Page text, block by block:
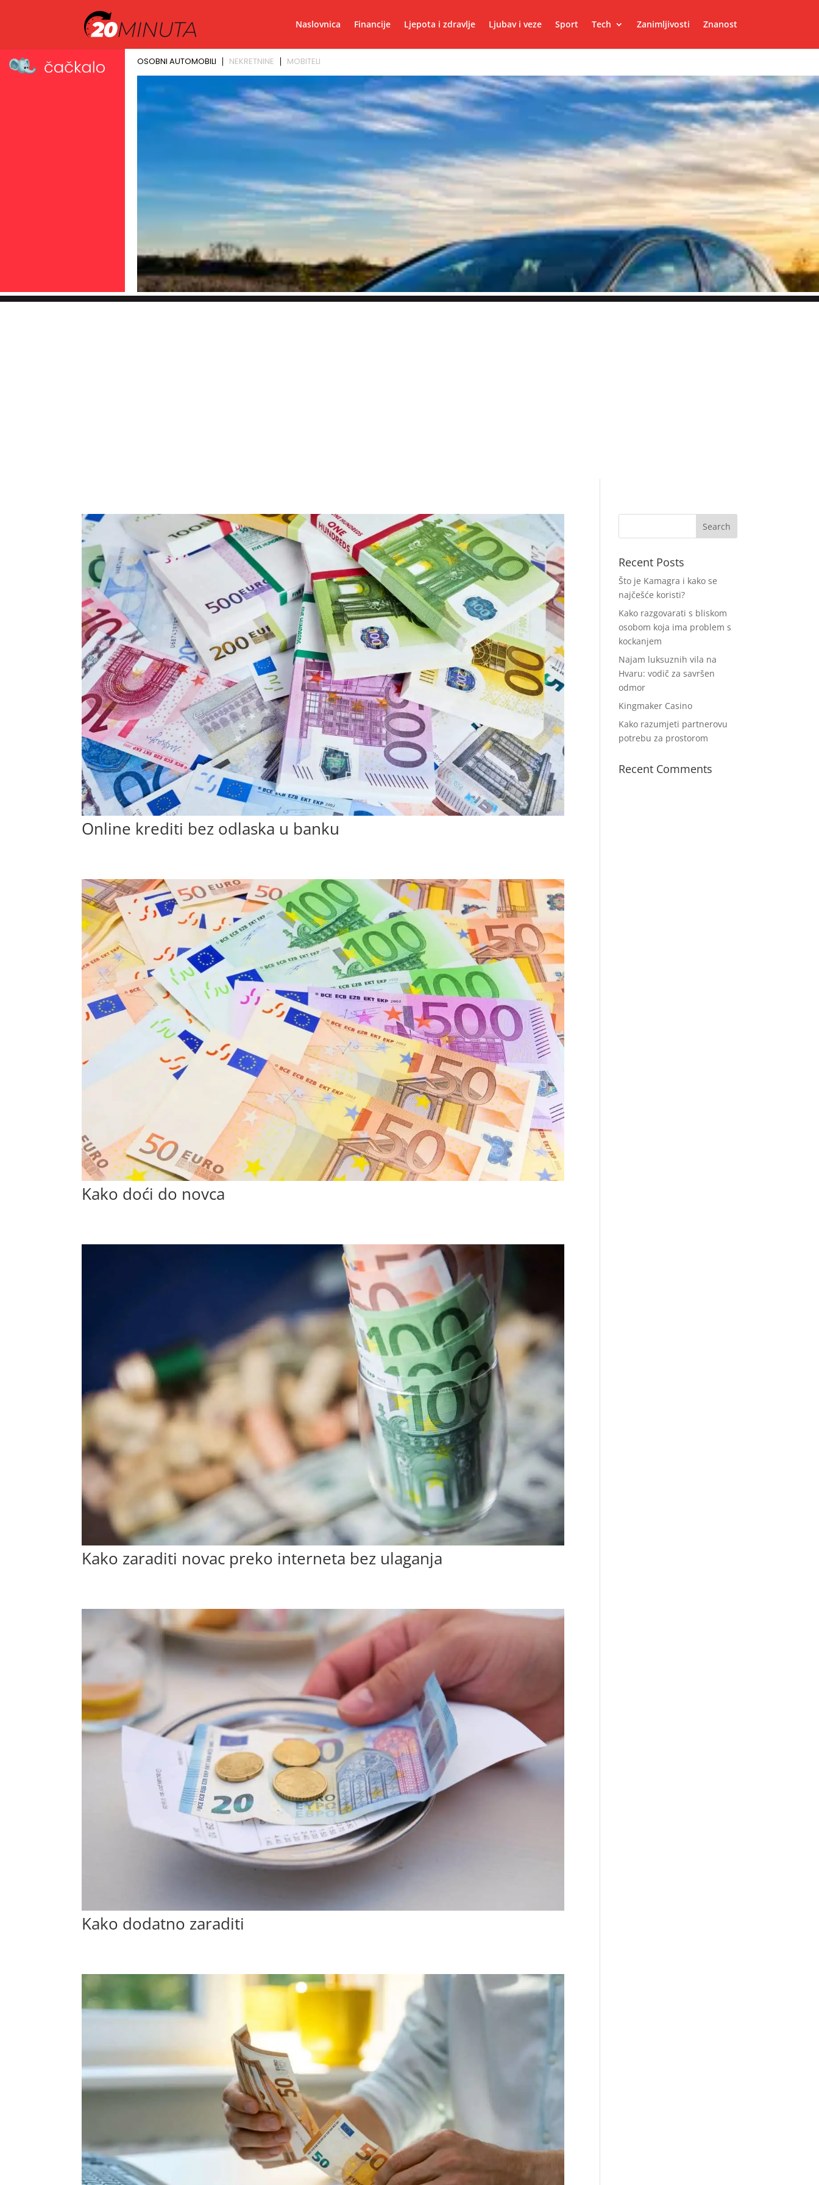
Naslovnica Financije Ljepota i zdravlje Ljubav i veze Sport Tech Zanimljivosti Znanost
Online krediti bez odlaska u banku
Kako doći do novca
Kako zaraditi novac preko interneta bez ulaganja
Kako dodatno zaraditi
Recent Posts
Što je Kamagra i kako se
najčešće koristi?
Kako razgovarati s bliskom
osobom koja ima problem s
kockanjem
Najam luksuznih vila na
Hvaru: vodič za savršen
odmor
Kingmaker Casino
Kako razumjeti partnerovu
potrebu za prostorom
Recent Comments